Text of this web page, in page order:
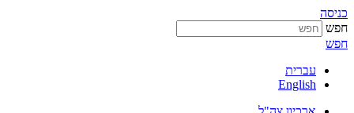
כניסה
חפש
חפש
עברית
English